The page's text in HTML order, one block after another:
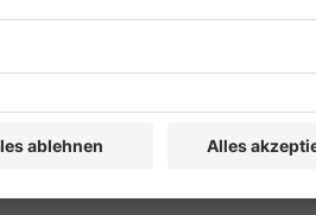
des laufenden Kalenderjahres
gewährt und genommen wurde.
fortgebildet:
den Arbeitnehmer